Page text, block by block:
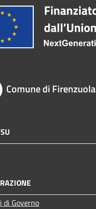
Comune di Firenzuola
di Governo